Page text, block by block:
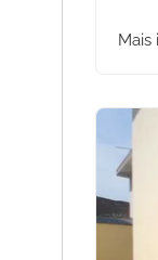
Mais